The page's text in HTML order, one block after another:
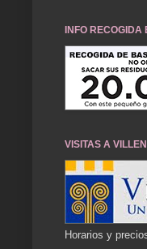
INFO
VISITAS A
Horarios y